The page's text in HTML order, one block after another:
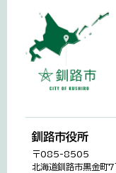
釧路市役所
〒085-8505
北海道釧路市黒金町